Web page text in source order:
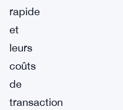
rapide
et
leurs
coûts
de
transaction